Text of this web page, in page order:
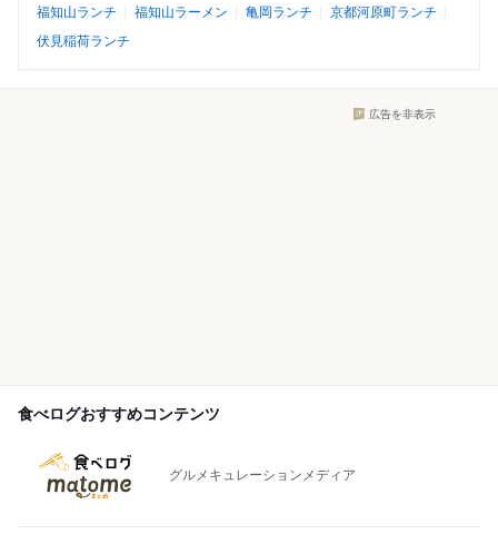
福知山ランチ
福知山ラーメン 亀岡ランチ
京都河原町ランチ
伏見稲荷ランチ
広告を非表示
食べログおすすめコンテンツ
グルメキュレーションメディア